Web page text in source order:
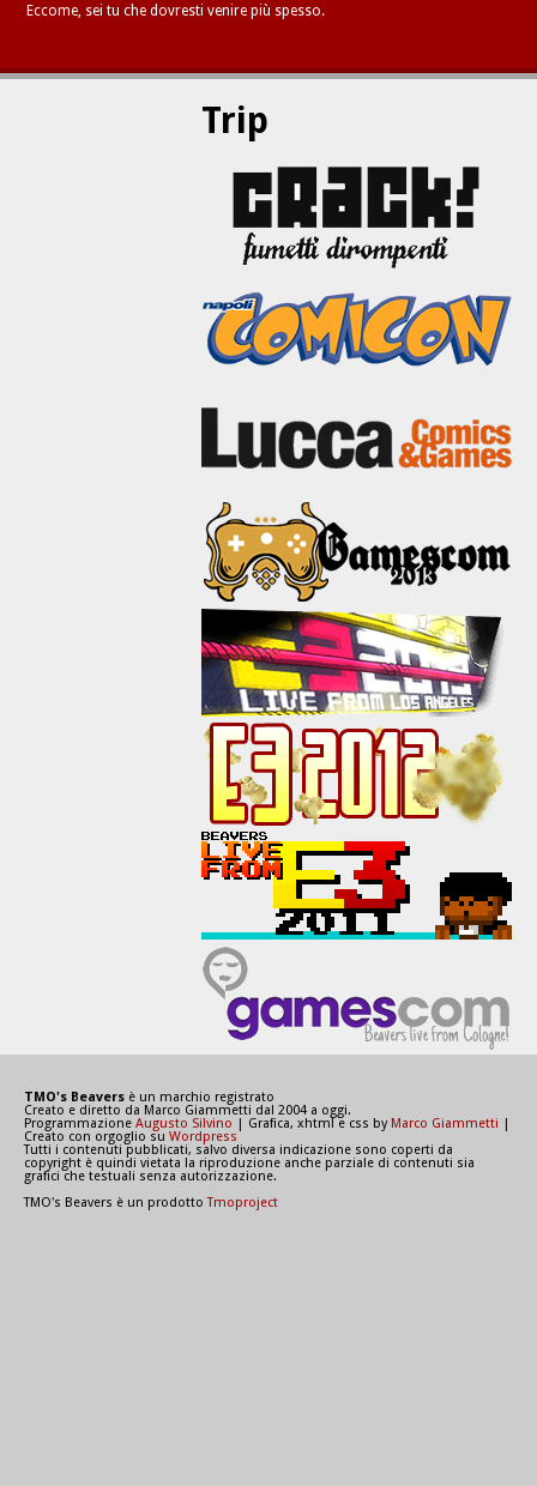
Eccome, sei tu che dovresti venire più spesso.
Trip
TMO's Beavers è un marchio registrato
Creato e diretto da Marco Giammetti dal 2004 a oggi.
Programmazione Augusto Silvino | Grafica, xhtml e css byMarco Giammetti
Creato con orgoglio su Wordpress
Tutti i contenuti pubblicati, salvo diversa indicazione sono coperti da
copyright è quindi vietata la riproduzione anche parziale di contenuti sia
grafici che testuali senza autorizzazione.
TMO's Beavers è un prodottoTmoproject